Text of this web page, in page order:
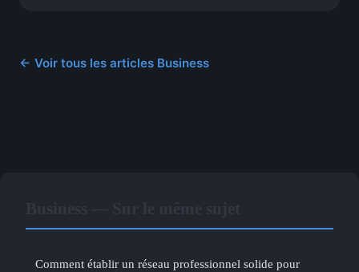
← Voir tous les articles Business
Comment établir un réseau professionnel solide pour